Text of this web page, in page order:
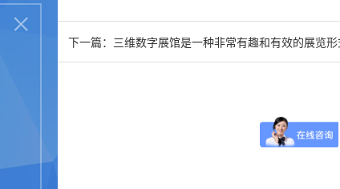
下一篇： 三维数字展馆是一种非常有趣和有效的展览